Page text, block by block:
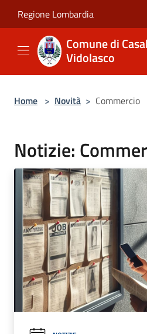
Regione Lombardia
Comune di
Vidolasco
Home > Novità > Commercio
Notizie: